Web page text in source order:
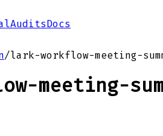
AuditsDocs
/lark-workflow-meeting-
meeting-